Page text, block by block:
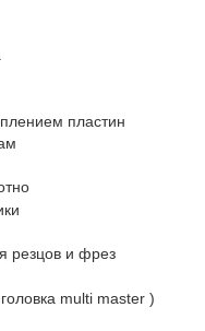
пластин
резцов и фрез
multi master )